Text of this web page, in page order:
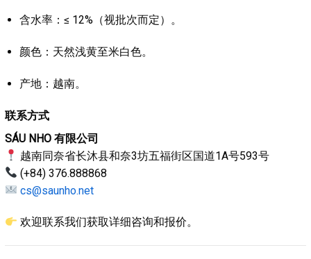
含水率：≤ 12%（视批次而定）。
颜色：天然浅黄至米白色。
产地：越南。
联系方式
SÁU NHO 有限公司
越南同奈省长沐县和奈3坊五福街区国道1A号593号
(+84) 376.888868
cs@saunho.net
欢迎联系我们获取详细咨询和报价。